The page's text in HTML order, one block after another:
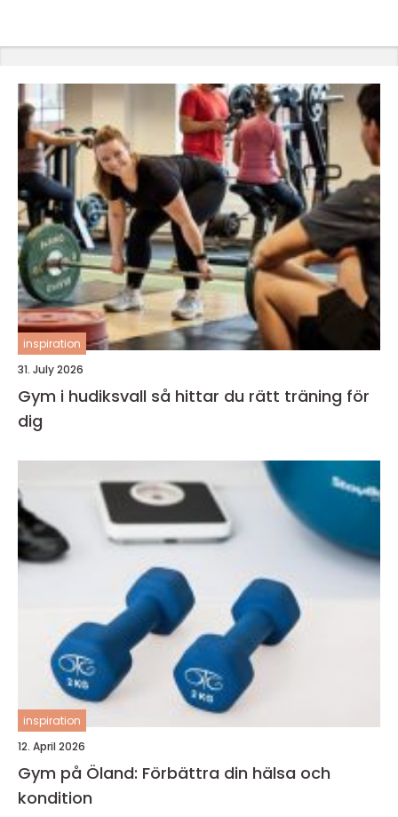
inspiration
31. July 2026
Gym i hudiksvall så hittar du rätt träning för
dig
inspiration
12. April 2026
Gym på Öland: Förbättra din hälsa och
kondition